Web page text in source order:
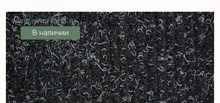
рул (77 м2) [цел]
В наличии